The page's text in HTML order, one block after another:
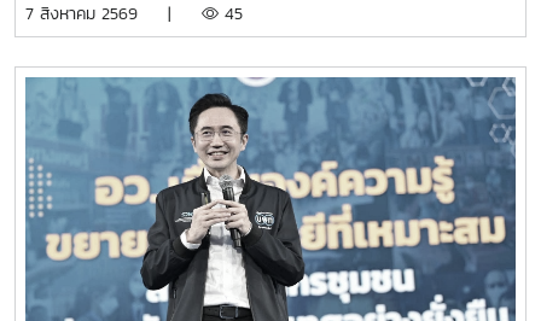
มหาวิทยาลัยแม่โจ้ ให้การต้อนรับคณะครูและนักเรียนจาก
แนะแนวทางการศึกษาต่อระดับอุดมศึกษา พร้อมเยี่ยมชมการ
จัดการเรียนการสอนและห้องปฏิบัติการของวิทยาลัย เพื่อเปิดโลก
ทัศน์ สร้างแรงบันดาลใจ และส่งเสริมการวางแผนศึกษาต่อด้าน
พลังงานทดแทนและนวัตกรรมพลังงานในการนี้ ผู้บริหาร
คณาจารย์ และบุคลากรของวิทยาลัยพลังงานทดแทน ให้การ
ต้อนรับอย่างอบอุ่น พร้อมแนะนำข้อมูลเกี่ยวกับหลักสูตร การ
จัดการเรียนการสอน การฝึกปฏิบัติในห้องปฏิบัติการ การเรียนรู้
ผ่านงานวิจัยและนวัตกรรม ตลอดจนแนวโน้มและโอกาสในการ
ประกอบอาชีพด้านพลังงานทดแทน ซึ่งเป็นหนึ่งในอุตสาหกรรม
7 สิงหาคม 2569 | 45